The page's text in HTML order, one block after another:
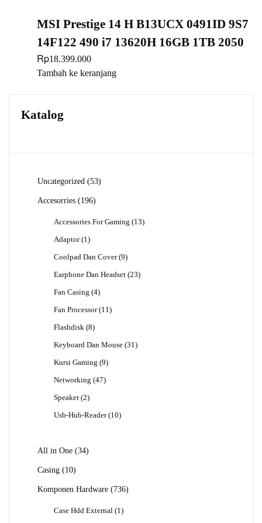
MSI Prestige 14 H B13UCX 0491ID 9S7
14F122 490 i7 13620H 16GB 1TB 2050
Rp18.399.000
Tambah ke keranjang
Katalog
Uncategorized 5353
Accesorries
196196
Accessories For Gaming 1313
Adaptor 11
Coolpad Dan Cover 99
Earphone Dan Headset 2323
Fan Casing 44
Fan Processor 1111
Flashdisk 88
Keyboard Dan Mouse 3131
Kursi Gaming 99
Networking 4747
Speaker 22
Usb-Hub-Reader 1010
All in One 3434
Casing
1010
Komponen Hardware
736736
Case Hdd External 11